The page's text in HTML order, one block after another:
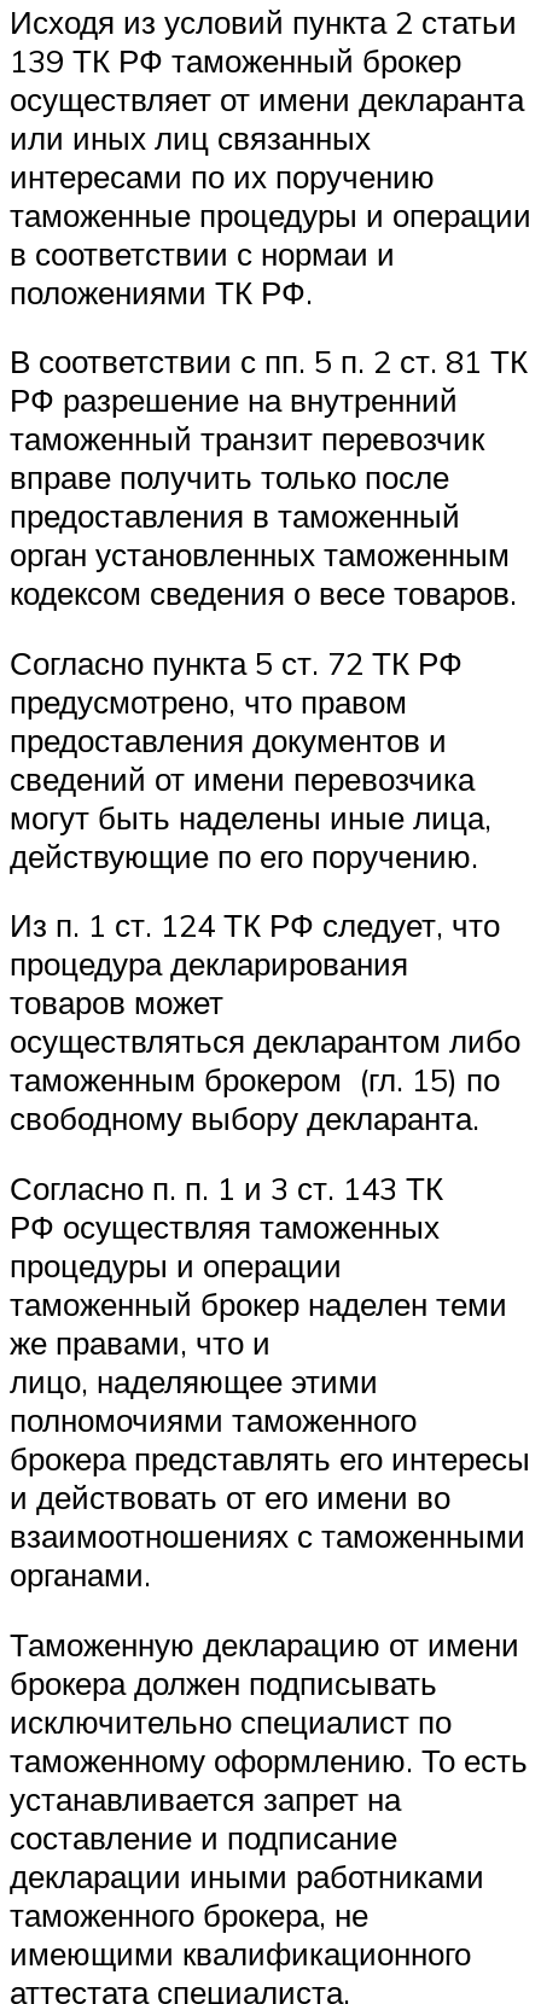
Исходя из условий пункта 2 статьи
139 ТК РФ таможенный брокер
осуществляет от имени декларанта
или иных лиц связанных
интересами по их поручению
таможенные процедуры и операции
в соответствии с нормаи и
положениями ТК РФ.
В соответствии с пп. 5 п. 2 ст. 81 ТК
РФ разрешение на внутренний
таможенный транзит перевозчик
вправе получить только после
предоставления в таможенный
орган установленных таможенным
кодексом сведения о весе товаров.
Согласно пункта 5 ст. 72 ТК РФ
предусмотрено, что правом
предоставления документов и
сведений от имени перевозчика
могут быть наделены иные лица,
действующие по его поручению.
Из п. 1 ст. 124 ТК РФ следует, что
процедура декларирования
товаров может
осуществляться декларантом либо
таможенным брокером (гл. 15) по
свободному выбору декларанта.
Согласно п. п. 1 и 3 ст. 143 ТК
РФ осуществляя таможенных
процедуры и операции
таможенный брокер наделен теми
же правами, что и
лицо, наделяющее этими
полномочиями таможенного
брокера представлять его интересы
и действовать от его имени во
взаимоотношениях с таможенными
органами.
Таможенную декларацию от имени
брокера должен подписывать
исключительно специалист по
таможенному оформлению. То есть
устанавливается запрет на
составление и подписание
декларации иными работниками
таможенного брокера, не
имеющими квалификационного
аттестата специалиста.